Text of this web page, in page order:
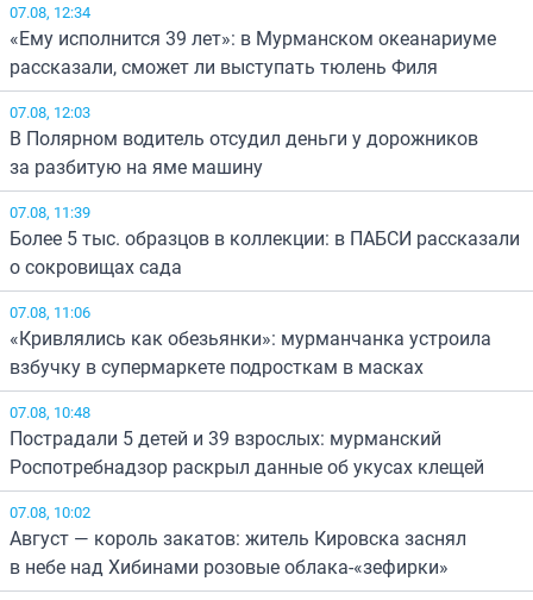
07.08, 12:34
«Ему исполнится 39 лет»: в Мурманском океанариуме
рассказали, сможет ли выступать тюлень Филя
07.08, 12:03
В Полярном водитель отсудил деньги у дорожников
за разбитую на яме машину
07.08, 11:39
Более 5 тыс. образцов в коллекции: в ПАБСИ рассказали
о сокровищах сада
07.08, 11:06
«Кривлялись как обезьянки»: мурманчанка устроила
взбучку в супермаркете подросткам в масках
07.08, 10:48
Пострадали 5 детей и 39 взрослых: мурманский
Роспотребнадзор раскрыл данные об укусах клещей
07.08, 10:02
Август — король закатов: житель Кировска заснял
в небе над Хибинами розовые облака-«зефирки»